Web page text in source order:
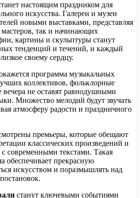
настоящим праздником для
искусства. Галереи и музеи
новыми выставками, представляя
так и начинающих
картины и скульптуры станут
тенденций и течений, и каждый
своему сердцу.
программа музыкальных
коллективов, фольклорные
не оставят равнодушными
Множество мелодий будут звучать
атмосферу радости и праздничного
премьеры, которые обещают
классических произведений и
современными текстами. Такая
обеспечивает прекрасную
искусством и поразмышлять над
станут ключевыми событиями